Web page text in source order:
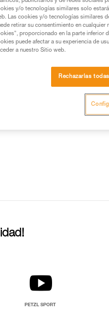
al boletín
con nuestras
y/o tecnologías similares solo
Las cookies y/o tecnologías similares
retirar su consentimiento en
proporcionado en la parte inferior
puede afectar a su experiencia de
a nuestro Sitio web.
Rechazarlas